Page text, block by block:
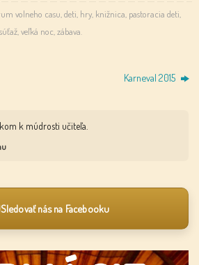
volneho casu deti hry, knižnica pastoracia deti
súťaž veľká noc zábava
Karneval 2015
k múdrosti učiteľa.
Sledovať nás na Facebooku